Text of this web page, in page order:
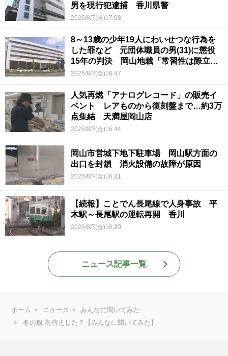
男を現行犯逮捕 香川県警
2026/8/7(金)17:08
8～13歳の少年19人にわいせつな行為を
した罪など 元団体職員の男(31)に懲役
15年の判決 岡山地裁「常習性は際立っ
ていて被害結果も非常に重い」
2026/8/7(金)16:47
人気再燃「アナログレコード」の販売イ
ベント レアものから復刻盤まで…約3万
点集結 天満屋岡山店
2026/8/7(金)16:44
岡山市営城下地下駐車場 岡山駅方面の
出口を封鎖 消火設備の故障が原因
2026/8/7(金)16:31
【続報】ことでん長尾線で人身事故 平
木駅～長尾駅の運転再開 香川
2026/8/7(金)16:20
ニュース記事一覧
ホーム ニュース
みんなに聞いてみた
冬の服 衣替えした？【みんなに聞いてみた】